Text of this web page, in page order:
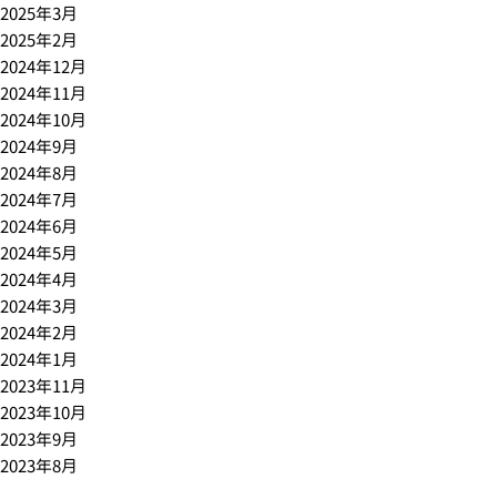
2025年3月
2025年2月
2024年12月
2024年11月
2024年10月
2024年9月
2024年8月
2024年7月
2024年6月
2024年5月
2024年4月
2024年3月
2024年2月
2024年1月
2023年11月
2023年10月
2023年9月
2023年8月